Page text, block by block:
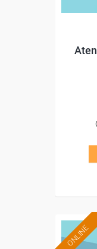
ONLINE